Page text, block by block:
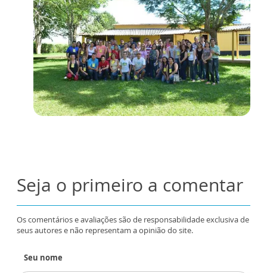
Seja o primeiro a comentar
Os comentários e avaliações são de responsabilidade exclusiva de
seus autores e não representam a opinião do site.
Seu nome